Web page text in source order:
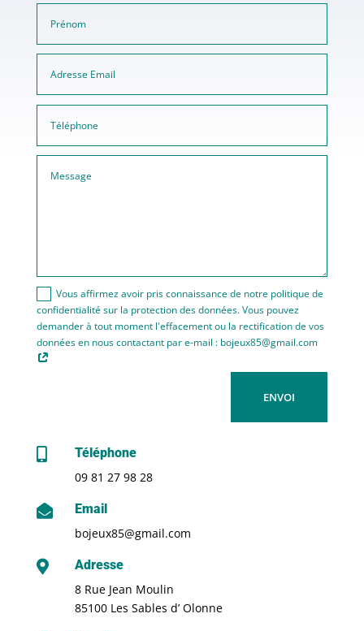
Vous affirmez avoir pris connaissance de notre politique de
confidentialité sur la protection des données. Vous pouvez
demander à tout moment l'effacement ou la rectification de vos
données en nous contactant par e-mail : bojeux85@gmail.com
ENVOI

Téléphone
09 81 27 98 28

Email
bojeux85@gmail.com

Adresse
8 Rue Jean Moulin
85100 Les Sables d’ Olonne